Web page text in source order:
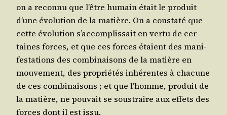
on a recon­nu que l’être humain était le pro­duit
d’une évo­lu­tion de la matière. On a consta­té que
cette évo­lu­tion s’ac­com­plis­sait en ver­tu de cer­
taines forces, et que ces forces étaient des mani­
fes­ta­tions des com­bi­nai­sons de la matière en
mou­ve­ment, des pro­prié­tés inhé­rentes à cha­cune
de ces com­bi­nai­sons ; et que l’homme, pro­duit de
la matière, ne pou­vait se sous­traire aux effets des
forces dont il est issu.